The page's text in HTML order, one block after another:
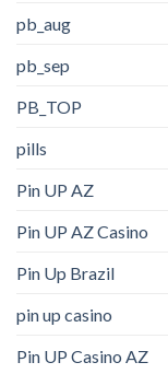
pb_aug
pb_sep
PB_TOP
pills
Pin UP AZ
Pin UP AZ Casino
Pin Up Brazil
pin up casino
Pin UP Casino AZ